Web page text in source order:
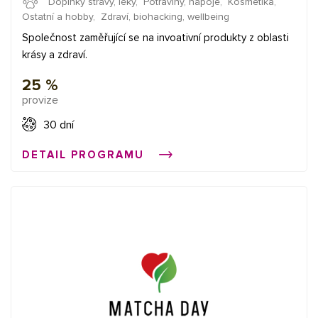
Ostatní a hobby, Zdraví, biohacking, wellbeing
Společnost zaměřující se na invoativní produkty z oblasti
krásy a zdraví.
25 %
provize
30 dní
DETAIL PROGRAMU